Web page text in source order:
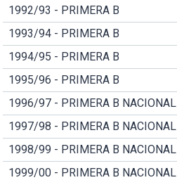
1992/93 - PRIMERA B
1993/94 - PRIMERA B
1994/95 - PRIMERA B
1995/96 - PRIMERA B
1996/97 - PRIMERA B NACIONAL
1997/98 - PRIMERA B NACIONAL
1998/99 - PRIMERA B NACIONAL
1999/00 - PRIMERA B NACIONAL